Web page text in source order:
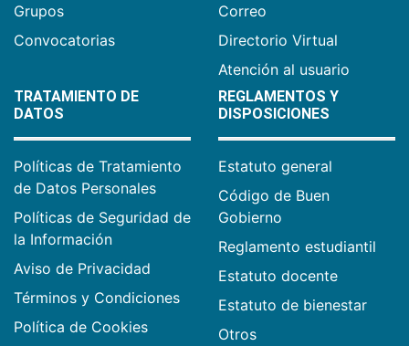
Grupos
Convocatorias
Correo
Directorio Virtual
Atención al usuario
TRATAMIENTO DE
DATOS
Políticas de Tratamiento
de Datos Personales
Políticas de Seguridad de
la Información
Aviso de Privacidad
Términos y Condiciones
Política de Cookies
REGLAMENTOS Y
DISPOSICIONES
Estatuto general
Código de Buen
Gobierno
Reglamento estudiantil
Estatuto docente
Estatuto de bienestar
Otros